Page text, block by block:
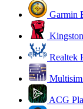
Garmin
Realtek
Multisim
ACG